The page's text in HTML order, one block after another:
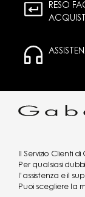
RESO
Il Servizio Clienti
Per qualsiasi
l’assistenza e il
Puoi scegliere la